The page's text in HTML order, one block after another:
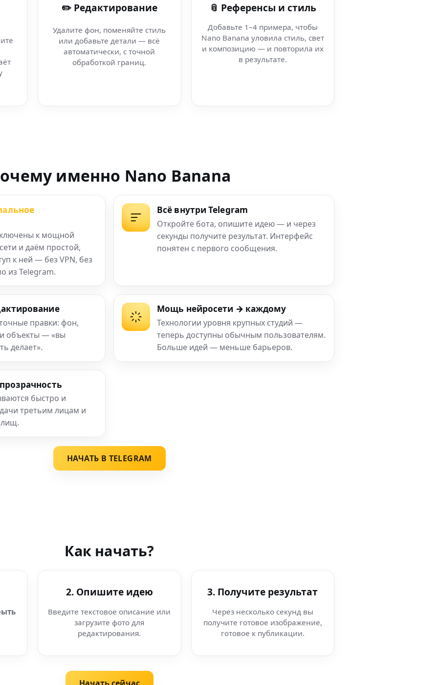
Banana
в в вашей сети
с AI за
✏️ Редактирование
Удалите фон, поменяйте стиль
или добавьте детали — всё
автоматически, с точной
обработкой границ.
📎 Референсы и стиль
Добавьте 1–4 примера, чтобы
Nano Banana уловила стиль, свет
и композицию — и повторила их
в результате.
именно Nano Banana
к мощной
и даём простой,
к ней — без VPN, без
из Telegram.
Всё внутри Telegram
Откройте бота, опишите идею — и через
секунды получите результат. Интерфейс
понятен с первого сообщения.
правки: фон,
объекты — «вы
делает».
Мощь нейросети → каждому
Технологии уровня крупных студий —
теперь доступны обычным пользователям.
Больше идей — меньше барьеров.
быстро и
третьим лицам и
НАЧАТЬ В TELEGRAM
Как начать?
2. Опишите идею
Введите текстовое описание или
загрузите фото для
редактирования.
3. Получите результат
Через несколько секунд вы
получите готовое изображение,
готовое к публикации.